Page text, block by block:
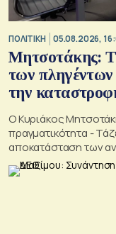
ΠΟΛΙΤΙΚΗ 05.08.2026,
Μητσοτάκης:
των
την
Ο Κυριάκος
πραγματικότητα -
αποκατάσταση των